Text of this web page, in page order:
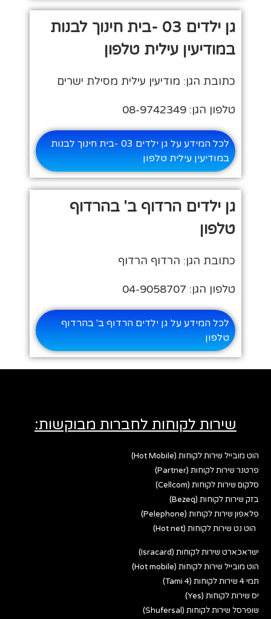
גן ילדים 03 -בית חינוך לבנות
במודיעין עילית טלפון
כתובת הגן: מודיעין עילית מסילת ישרים
טלפון הגן: 08-9742349
לכל המידע על גן ילדים 03 -בית חינוך לבנות
במודיעין עילית טלפון
גן ילדים הרדוף ב' בהרדוף
טלפון
כתובת הגן: הרדוף הרדוף
טלפון הגן: 04-9058707
לכל המידע על גן ילדים הרדוף ב' בהרדוף
טלפון
שירות לקוחות לחברות מבוקשות:
הוט מובייל שירות לקוחות (Hot Mobile)
פרטנר שירות לקוחות (Partner)
סלקום שירות לקוחות (Cellcom)
בזק שירות לקוחות (Bezeq)
פלאפון שירות לקוחות (Pelephone)
הוט נט שירות לקוחות (Hot net)
ישראכארט שירות לקוחות (Isracard)
הוט מובייל שירות לקוחות (Hot mobile)
תמי 4 שירות לקוחות (Tami 4)
יס שירות לקוחות (Yes)
שופרסל שירות לקוחות (Shufersal)